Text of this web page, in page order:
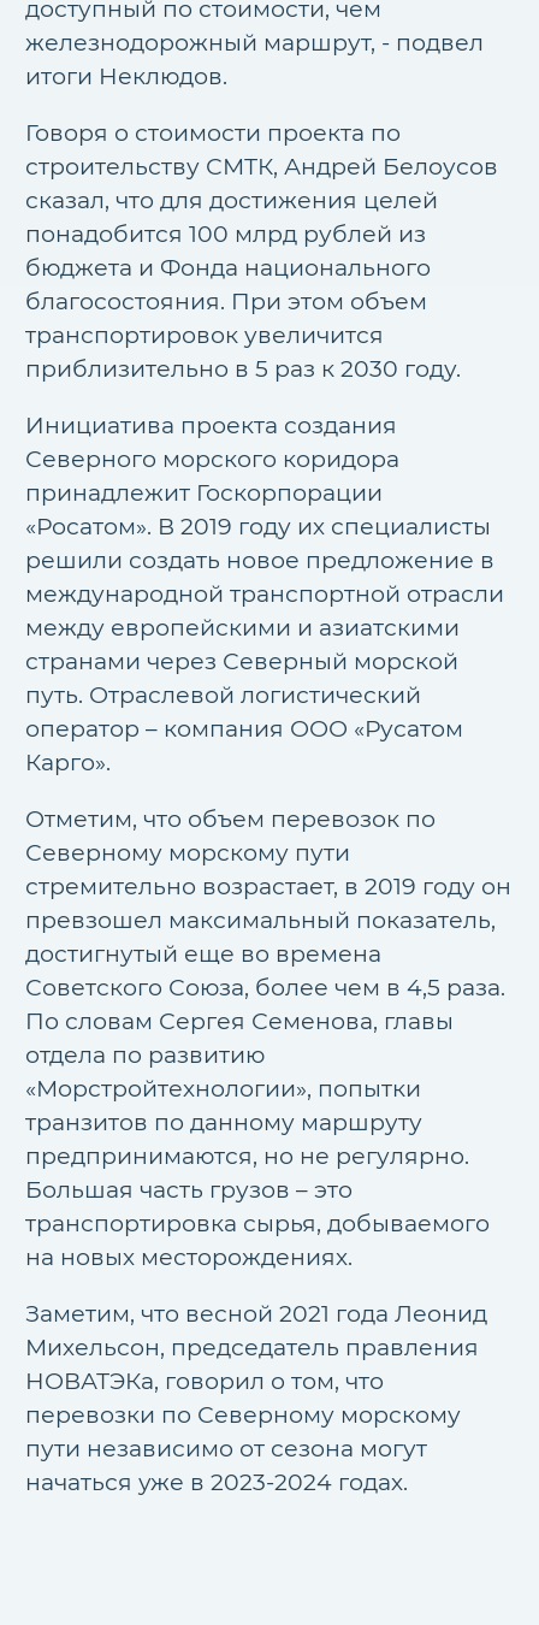
доступный по стоимости, чем
железнодорожный маршрут, - подвел
итоги Неклюдов.
Говоря о стоимости проекта по
строительству СМТК, Андрей Белоусов
сказал, что для достижения целей
понадобится 100 млрд рублей из
бюджета и Фонда национального
благосостояния. При этом объем
транспортировок увеличится
приблизительно в 5 раз к 2030 году.
Инициатива проекта создания
Северного морского коридора
принадлежит Госкорпорации
«Росатом». В 2019 году их специалисты
решили создать новое предложение в
международной транспортной отрасли
между европейскими и азиатскими
странами через Северный морской
путь. Отраслевой логистический
оператор – компания ООО «Русатом
Карго».
Отметим, что объем перевозок по
Северному морскому пути
стремительно возрастает, в 2019 году он
превзошел максимальный показатель,
достигнутый еще во времена
Советского Союза, более чем в 4,5 раза.
По словам Сергея Семенова, главы
отдела по развитию
«Морстройтехнологии», попытки
транзитов по данному маршруту
предпринимаются, но не регулярно.
Большая часть грузов – это
транспортировка сырья, добываемого
на новых месторождениях.
Заметим, что весной 2021 года Леонид
Михельсон, председатель правления
НОВАТЭКа, говорил о том, что
перевозки по Северному морскому
пути независимо от сезона могут
начаться уже в 2023-2024 годах.